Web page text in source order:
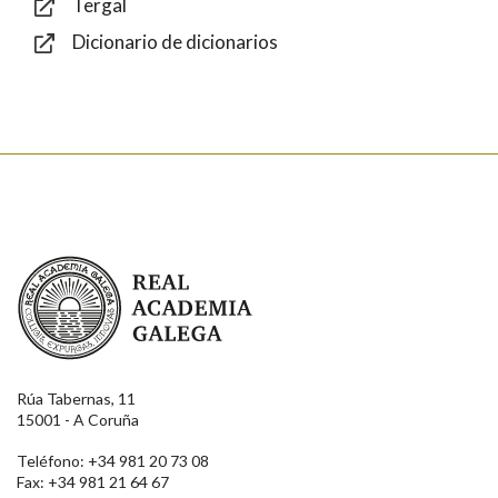
Tergal
Dicionario de dicionarios
Real Academia Galega
Rúa Tabernas, 11
15001 - A Coruña
Teléfono: +34 981 20 73 08
Fax: +34 981 21 64 67